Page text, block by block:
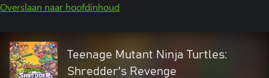
Overslaan naar hoofdinhoud
Teenage Mutant Ninja Turtles:
Shredder's Revenge